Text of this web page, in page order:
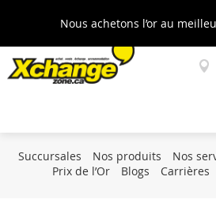
Nous achetons l’or au
Succursales Nos produits Nos
Prix de l’Or
Blogs Carrières